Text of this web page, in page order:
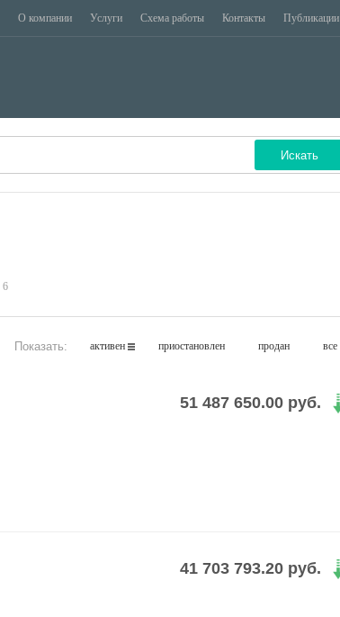
О компании Услуги Схема работы Контакты Публикации
Искать
6
Показать: активен приостановлен продан все
51 487 650.00 руб.
41 703 793.20 руб.